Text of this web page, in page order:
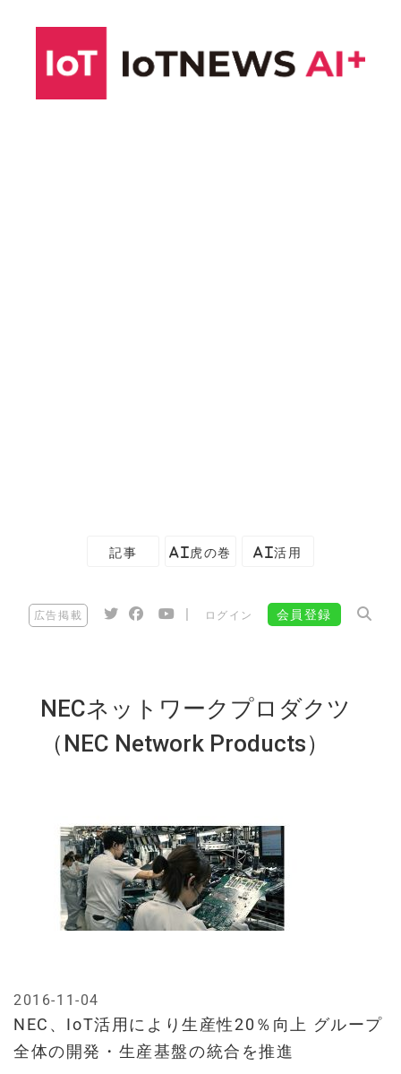
記事 AI虎の巻 AI活用
広告掲載 ログイン 会員登録
NECネットワークプロダクツ
（NEC Network Products）
NEC、IoT活用により生産性20％向上 グループ
全体の開発・生産基盤の統合を推進
2016-11-04